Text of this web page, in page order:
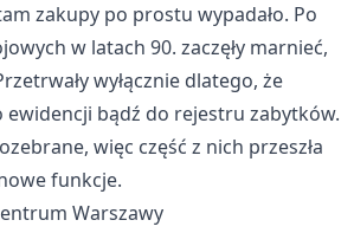
zakupy po prostu wypadało. Po
w latach 90. zaczęły marnieć,
wyłącznie dlatego, że
ewidencji bądź do rejestru zabytków.
więc część z nich przeszła
funkcje.
Warszawy